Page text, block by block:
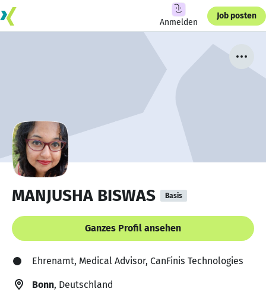
Anmelden
Job posten
MANJUSHA BISWAS Basis
Ganzes Profil ansehen
Ehrenamt, Medical Advisor, CanFinis Technologies
Bonn, Deutschland